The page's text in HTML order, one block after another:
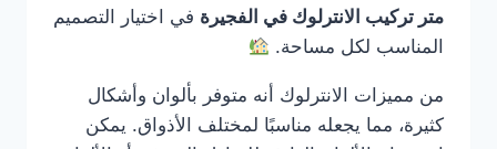
متر تركيب الانترلوك في الفجيرة في اختيار التصميم
المناسب لكل مساحة.
من مميزات الانترلوك أنه متوفر بألوان وأشكال
كثيرة، مما يجعله مناسبًا لمختلف الأذواق. يمكن